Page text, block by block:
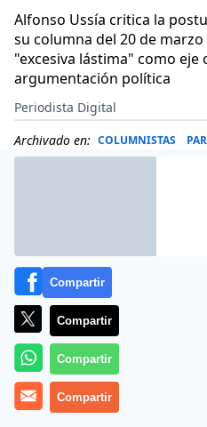
Alfonso Ussía critica la
su columna del 20 de
"excesiva lástima" como eje
argumentación política
Periodista Digital
Archivado en: COLUMNISTAS
Compartir
Compartir
Compartir
Compartir